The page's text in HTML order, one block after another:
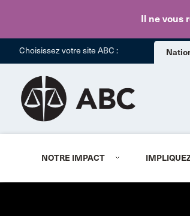
Il ne vous
Choisissez votre site ABC :
NOTRE IMPACT